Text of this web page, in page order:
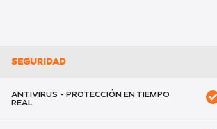
SEGURIDAD
ANTIVIRUS - PROTECCIÓN EN TIEMPO
REAL